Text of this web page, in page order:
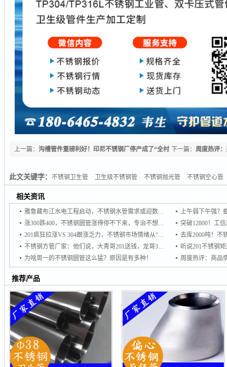
下一篇：周度热评
上一篇：沟槽管件重磅利好！印尼不锈钢厂停产成了“全村
此文关键字：不锈钢卫生管 卫生级不锈钢管 不锈钢抛光管 不锈钢空心管
相关资讯
雅鲁藏布江水电工程启动，不锈钢水管需求或迎数十亿级增量市场
涨300跌400，不锈钢圆管涨得停不下来，专治不想买，专杀不敢买！
201疯狂拉涨VS 304跟涨乏力，不锈钢市场情绪从“谨慎”转向“追涨
不锈钢方管厂家：他们说，大青哥201送钱，龙哥304想接单
为啥周一的不锈钢圆管这么猛？原因是有多种！
推荐产品